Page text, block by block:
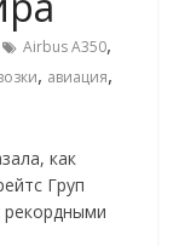
Airbus A350,
, авиация,
как
Груп
рекордными